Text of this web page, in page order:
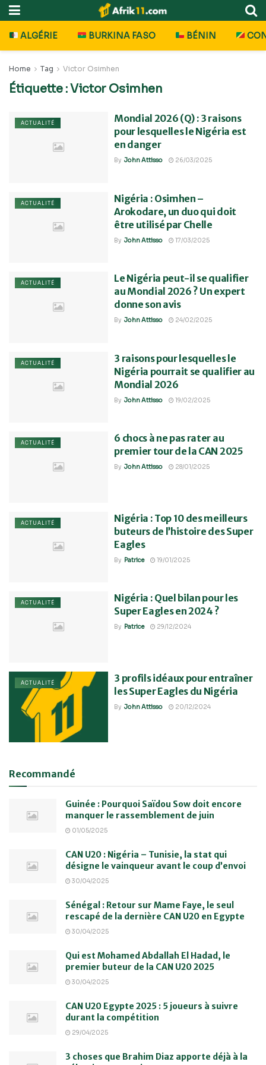
ALGÉRIE BURKINA FASO BÉNIN
Home Tag Victor Osimhen
Étiquette :Victor Osimhen
ACTUALITÉ
Mondial 2026 (Q) : 3 raisons
pour lesquelles le Nigéria est
en danger
By John Attisso 26/03/2025
ACTUALITÉ
Nigéria : Osimhen –
Arokodare, un duo qui doit
être utilisé par Chelle
By John Attisso 17/03/2025
ACTUALITÉ
Le Nigéria peut-il se qualifier
au Mondial 2026 ? Un expert
donne son avis
By John Attisso 24/02/2025
ACTUALITÉ
3 raisons pour lesquelles le
Nigéria pourrait se qualifier au
Mondial 2026
By John Attisso 19/02/2025
ACTUALITÉ
6 chocs à ne pas rater au
premier tour de la CAN 2025
By John Attisso 28/01/2025
ACTUALITÉ
Nigéria : Top 10 des meilleurs
buteurs de l’histoire des Super
Eagles
By Patrice 19/01/2025
ACTUALITÉ
Nigéria : Quel bilan pour les
Super Eagles en 2024 ?
By Patrice 29/12/2024
ACTUALITÉ
3 profils idéaux pour entraîner
les Super Eagles du Nigéria
By John Attisso 20/12/2024
Recommandé
Guinée : Pourquoi Saïdou Sow doit encore
manquer le rassemblement de juin
01/05/2025
CAN U20 : Nigéria – Tunisie, la stat qui
désigne le vainqueur avant le coup d’envoi
30/04/2025
Sénégal : Retour sur Mame Faye, le seul
rescapé de la dernière CAN U20 en Egypte
30/04/2025
Qui est Mohamed Abdallah El Hadad, le
premier buteur de la CAN U20 2025
30/04/2025
CAN U20 Egypte 2025 : 5 joueurs à suivre
durant la compétition
29/04/2025
3 choses que Brahim Diaz apporte déjà à la